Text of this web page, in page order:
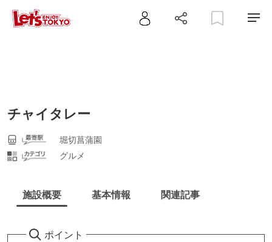
チャイタレー
堀切菖蒲園
グルメ
施設概要 基本情報 関連記事
ポイント